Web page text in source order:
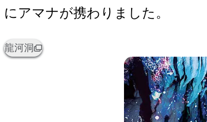
にアマナが携わりました。
龍河洞